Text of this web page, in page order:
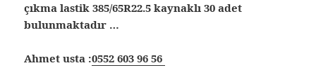
çıkma lastik 385/65R22.5 kaynaklı 30 adet
bulunmaktadır …
Ahmet usta :0552 603 96 56